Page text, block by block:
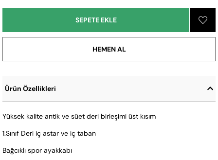
Ürün Özellikleri
Yüksek kalite antik ve süet deri birleşimi üst kısım
1.Sınıf Deri iç astar ve iç taban
Bağcıklı spor ayakkabı